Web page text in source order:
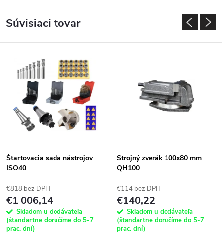
Súvisiaci tovar
Štartovacia sada nástrojov
ISO40
€818 bez DPH
€1 006,14
Skladom u dodávateľa
(štandartne doručíme do 5-7
prac. dní)
Strojný zverák 100x80 mm
QH100
€114 bez DPH
€140,22
Skladom u dodávateľa
(štandartne doručíme do 5-7
prac. dní)